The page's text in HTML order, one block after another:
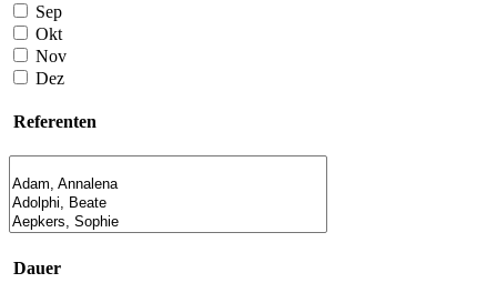
Sep
Okt
Nov
Dez
Referenten
Dauer